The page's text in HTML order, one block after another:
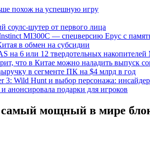
похож на успешную игру
шутер от первого лица
MI300C — спецверсию Epyc с
в обмен на субсидии
на 6 или 12 твердотельных накопителей
что в Китае можно наладить выпуск
в сегменте ПК на $4 млрд в год
3: Wild Hunt и выбор персонажа:
анонсировала подарки для игроков
мощный в мире